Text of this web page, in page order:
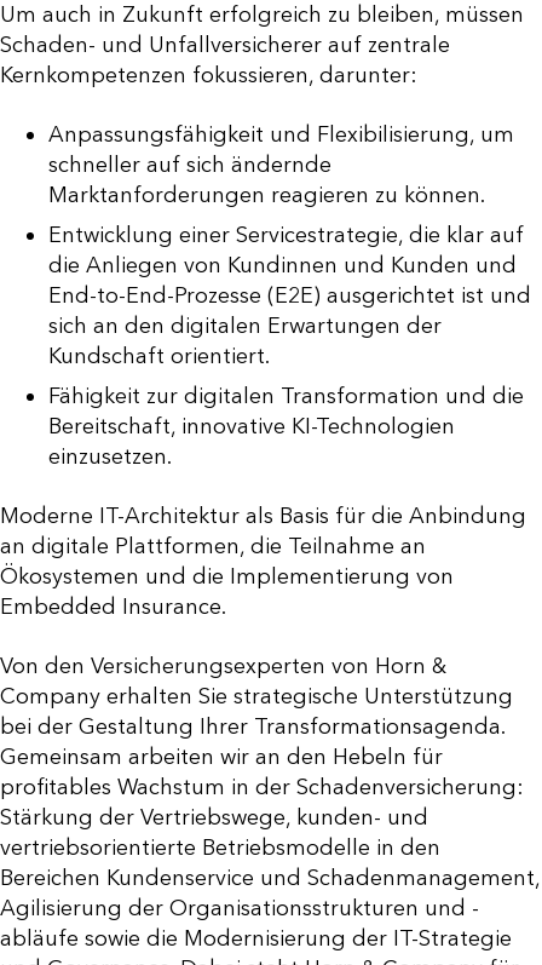
Um auch in Zukunft erfolgreich zu bleiben, müssen
Schaden- und Unfallversicherer auf zentrale
Kernkompetenzen fokussieren, darunter:
Anpassungsfähigkeit und Flexibilisierung, um
schneller auf sich ändernde
Marktanforderungen reagieren zu können.
Entwicklung einer Servicestrategie, die klar auf
die Anliegen von Kundinnen und Kunden und
End-to-End-Prozesse (E2E) ausgerichtet ist und
sich an den digitalen Erwartungen der
Kundschaft orientiert.
Fähigkeit zur digitalen Transformation und die
Bereitschaft, innovative KI-Technologien
einzusetzen.
Moderne IT-Architektur als Basis für die Anbindung
an digitale Plattformen, die Teilnahme an
Ökosystemen und die Implementierung von
Embedded Insurance.
Von den Versicherungsexperten von Horn &
Company erhalten Sie strategische Unterstützung
bei der Gestaltung Ihrer Transformationsagenda.
Gemeinsam arbeiten wir an den Hebeln für
profitables Wachstum in der Schadenversicherung:
Stärkung der Vertriebswege, kunden- und
vertriebsorientierte Betriebsmodelle in den
Bereichen Kundenservice und Schadenmanagement,
Agilisierung der Organisationsstrukturen und -
abläufe sowie die Modernisierung der IT-Strategie